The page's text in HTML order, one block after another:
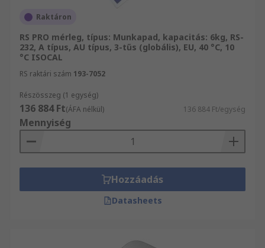
Raktáron
RS PRO mérleg, típus: Munkapad, kapacitás: 6kg, RS-
232, A típus, AU típus, 3-tűs (globális), EU, 40 °C, 10
°C ISOCAL
RS raktári szám 193-7052
Részösszeg (1 egység)
136 884 Ft(ÁFA nélkül) 136 884 Ft/egység
Mennyiség
Hozzáadás
Datasheets